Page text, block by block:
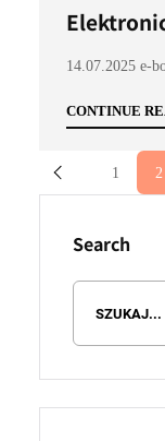
14.07.2025 e-
CONTINUE
1 2
Search
S
c